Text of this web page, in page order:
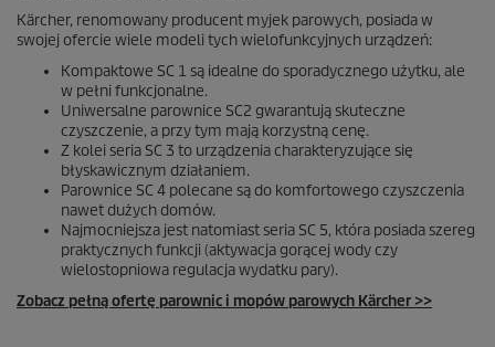
Kärcher, renomowany producent myjek parowych, posiada w
swojej ofercie wiele modeli tych wielofunkcyjnych urządzeń:
Kompaktowe SC 1 są idealne do sporadycznego użytku, ale
w pełni funkcjonalne.
Uniwersalne parownice SC2 gwarantują skuteczne
czyszczenie, a przy tym mają korzystną cenę.
Z kolei seria SC 3 to urządzenia charakteryzujące się
błyskawicznym działaniem.
Parownice SC 4 polecane są do komfortowego czyszczenia
nawet dużych domów.
Najmocniejsza jest natomiast seria SC 5, która posiada szereg
praktycznych funkcji (aktywacja gorącej wody czy
wielostopniowa regulacja wydatku pary).
Zobacz pełną ofertę parownic i mopów parowych Kärcher >>